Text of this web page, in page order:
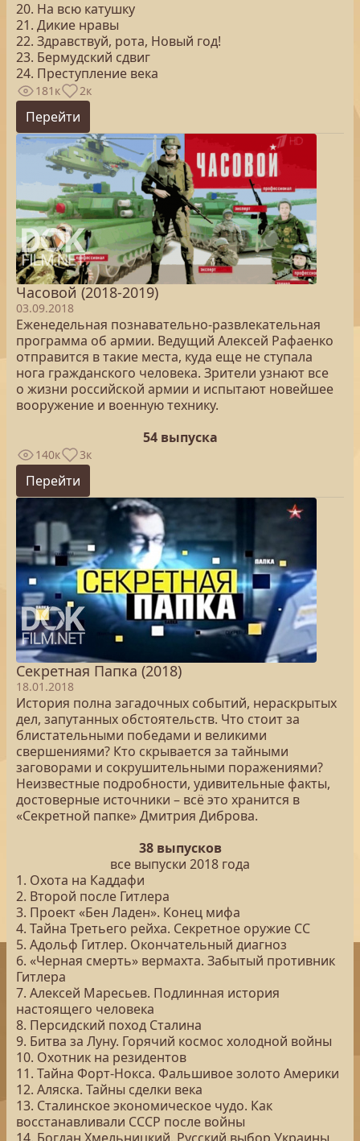
20. На всю катушку
21. Дикие нравы
22. Здравствуй, рота, Новый год!
23. Бермудский сдвиг
24. Преступление века
181к 2к
Перейти
Часовой (2018-2019)
03.09.2018
Еженедельная познавательно-развлекательная
программа об армии. Ведущий Алексей Рафаенко
отправится в такие места, куда еще не ступала
нога гражданского человека. Зрители узнают все
о жизни российской армии и испытают новейшее
вооружение и военную технику.
54 выпуска
140к 3к
Перейти
Секретная Папка (2018)
18.01.2018
История полна загадочных событий, нераскрытых
дел, запутанных обстоятельств. Что стоит за
блистательными победами и великими
свершениями? Кто скрывается за тайными
заговорами и сокрушительными поражениями?
Неизвестные подробности, удивительные факты,
достоверные источники – всё это хранится в
«Секретной папке» Дмитрия Диброва.
38 выпусков
все выпуски 2018 года
1. Охота на Каддафи
2. Второй после Гитлера
3. Проект «Бен Ладен». Конец мифа
4. Тайна Третьего рейха. Секретное оружие СС
5. Адольф Гитлер. Окончательный диагноз
6. «Черная смерть» вермахта. Забытый противник
Гитлера
7. Алексей Маресьев. Подлинная история
настоящего человека
8. Персидский поход Сталина
9. Битва за Луну. Горячий космос холодной войны
10. Охотник на резидентов
11. Тайна Форт-Нокса. Фальшивое золото Америки
12. Аляска. Тайны сделки века
13. Сталинское экономическое чудо. Как
восстанавливали СССР после войны